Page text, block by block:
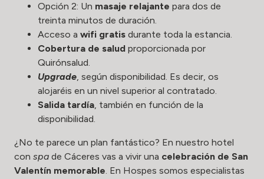
Opción 2: Un masaje relajante para dos de
treinta minutos de duración.
Acceso a wifi gratis durante toda la estancia.
Cobertura de salud proporcionada por
Quirónsalud.
Upgrade, según disponibilidad. Es decir, os
alojaréis en un nivel superior al contratado.
Salida tardía, también en función de la
disponibilidad.
¿No te parece un plan fantástico? En nuestro hotel
con spa de Cáceres vas a vivir una celebración de San
Valentín memorable. En Hospes somos especialistas